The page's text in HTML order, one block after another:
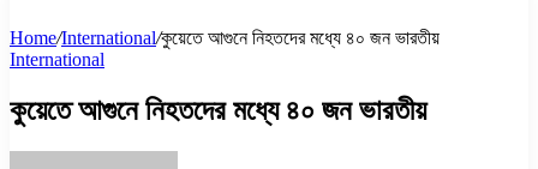
Home/International/কুয়েতে আগুনে নিহতদের মধ্যে ৪০ জন ভারতীয়
International
কুয়েতে আগুনে নিহতদের মধ্যে ৪০ জন ভারতীয়